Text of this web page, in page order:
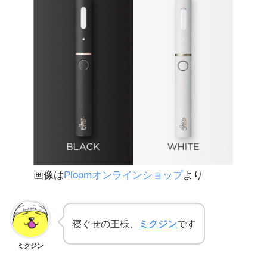
画像はPloomオンラインショップより
ミクジン
寝ぐせの王様、 ミクジンです